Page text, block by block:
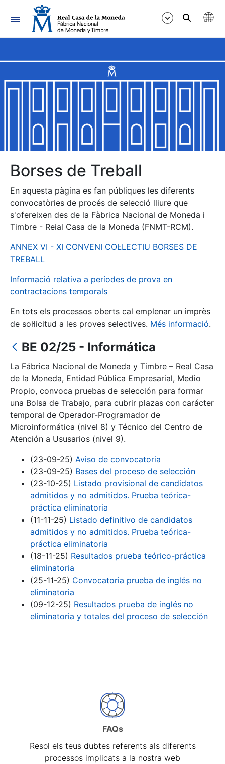
Navegació
Mostra/Amaga
Mostra/Amaga
Mostra/Amaga
Mostra/Amaga
Mostra/Amaga
Mostra/Amaga
Mostra/Amaga
Mostra/Amaga
Borses de Treball
En aquesta pàgina es fan públiques les diferents
convocatòries de procés de selecció lliure que
s'ofereixen des de la Fàbrica Nacional de Moneda i
Timbre - Reial Casa de la Moneda (FNMT-RCM).
ANNEX VI - XI CONVENI COL·LECTIU BORSES DE
TREBALL
Informació relativa a períodes de prova en
contractacions temporals
En tots els processos oberts cal emplenar un imprès
de sol·licitud a les proves selectives. Més informació.
BE 02/25 - Informática
La Fábrica Nacional de Moneda y Timbre – Real Casa
de la Moneda, Entidad Pública Empresarial, Medio
Propio, convoca pruebas de selección para formar
una Bolsa de Trabajo, para cubrir plazas con carácter
temporal de Operador-Programador de
Microinformática (nivel 8) y Técnico del Centro de
Atención a Ususarios (nivel 9).
(23-09-25) Aviso de convocatoria
(23-09-25) Bases del proceso de selección
(23-10-25) Listado provisional de candidatos
admitidos y no admitidos. Prueba teórica-
práctica eliminatoria
(11-11-25) Listado definitivo de candidatos
admitidos y no admitidos. Prueba teórica-
práctica eliminatoria
(18-11-25) Resultados prueba teórico-práctica
eliminatoria
(25-11-25) Convocatoria prueba de inglés no
eliminatoria
(09-12-25) Resultados prueba de inglés no
eliminatoria y totales del proceso de selección
FAQs
Resol els teus dubtes referents als diferents
processos implicats a la nostra web